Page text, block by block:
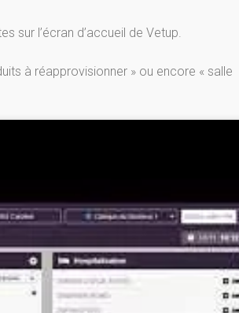
sur l’écran d’accueil de Vetup.
à réapprovisionner » ou encore « salle